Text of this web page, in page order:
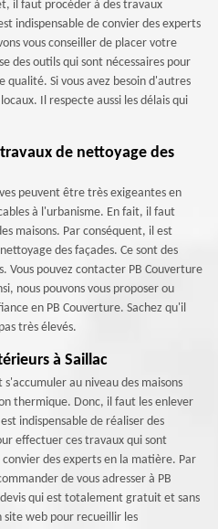
il faut procéder à des travaux
indispensable de convier des experts
vous conseiller de placer votre
des outils qui sont nécessaires pour
qualité. Si vous avez besoin d'autres
Il respecte aussi les délais qui
de nettoyage des
peuvent être très exigeantes en
à l'urbanisme. En fait, il faut
maisons. Par conséquent, il est
des façades. Ce sont des
Vous pouvez contacter PB Couverture
nous pouvons vous proposer ou
en PB Couverture. Sachez qu'il
très élevés.
à Saillac
au niveau des maisons
thermique. Donc, il faut les enlever
indispensable de réaliser des
effectuer ces travaux qui sont
des experts en la matière. Par
de vous adresser à PB
qui est totalement gratuit et sans
web pour recueillir les